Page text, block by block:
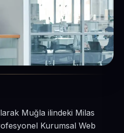
Muğla ilindeki Milas
Kurumsal Web